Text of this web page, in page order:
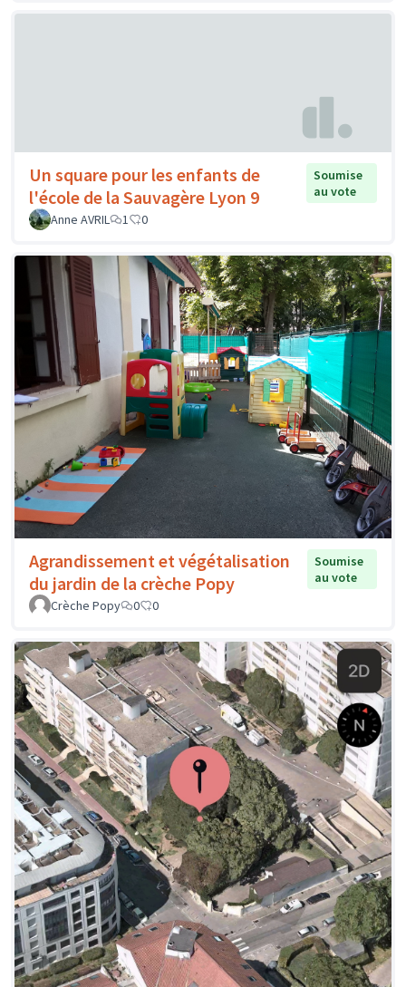
Un square pour les enfants de
l'école de la Sauvagère Lyon 9
Soumise
au vote
Anne AVRIL
1 0
Agrandissement et végétalisation
du jardin de la crèche Popy
Soumise
au vote
Crèche Popy
0 0